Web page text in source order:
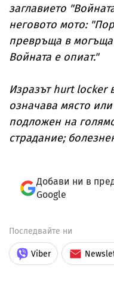
заглавието
неговото мото:
превръща в могъща
Войната е опиат."
Изразът hurt locker
означава място
подложен на
страдание;
Добави ни в
Google
Последвайте ни
Viber